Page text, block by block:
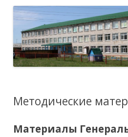
Методические
Материалы